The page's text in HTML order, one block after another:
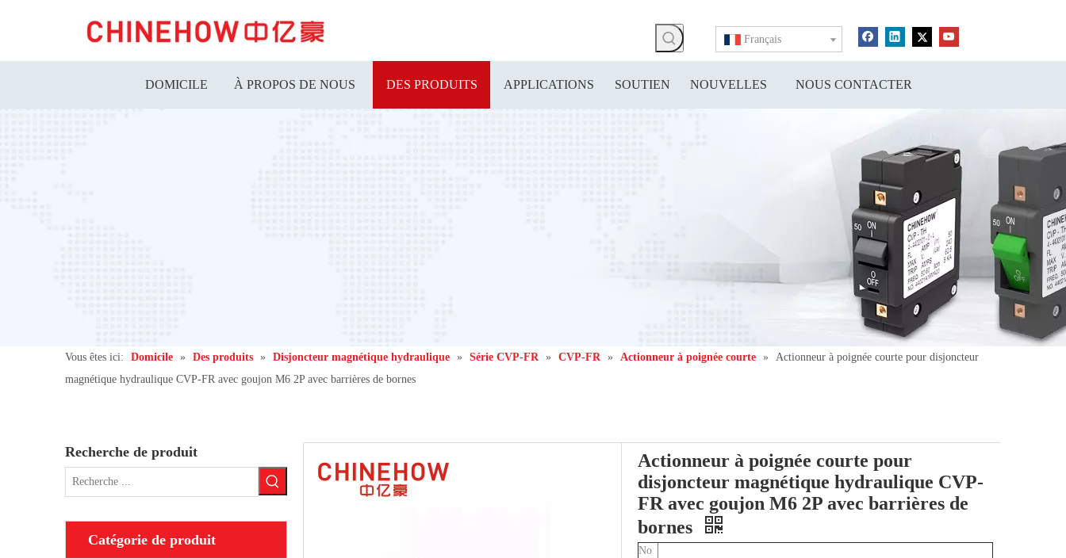
Français
DOMICILE À PROPOS DE NOUS DES PRODUITS APPLICATIONS SOUTIEN NOUVELLES NOUS CONTACTER
Vous êtes ici: Domicile » Des produits » Disjoncteur magnétique hydraulique » Série CVP-FR » CVP-FR » Actionneur à poignée courte »
Actionneur à poignée courte pour disjoncteur
magnétique hydraulique CVP-FR avec goujon M6 2P avec barrières de bornes
Recherche de produit
Catégorie de produit
Actionneur à poignée courte pour
disjoncteur magnétique hydraulique CVP-
FR avec goujon M6 2P avec barrières de
bornes
No